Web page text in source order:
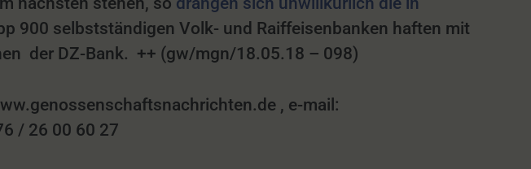
900 selbstständigen Volk- und Raiffeisenbanken haften mit
der DZ-Bank. ++ (gw/mgn/18.05.18 – 098)
, e-mail:
/ 26 00 60 27